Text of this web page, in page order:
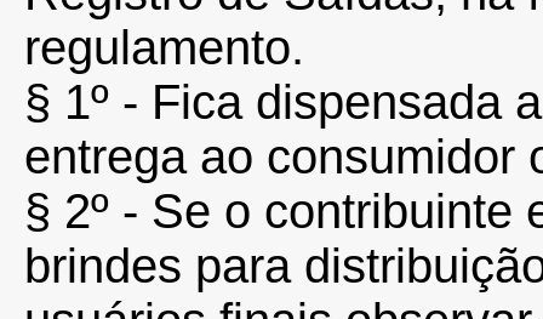
regulamento.
§ 1º - Fica dispensada
entrega ao consumidor
§ 2º - Se o contribuinte
brindes para